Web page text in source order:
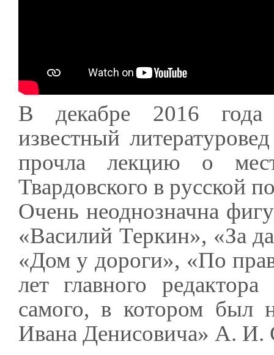
В декабре 2016 года
известный
прочла лекцию о
Твардовского в русской
Очень неоднозначна
«Василий Теркин», «За
«Дом у дороги», «По
лет главного
самого, в котором был
Ивана Денисовича» А.